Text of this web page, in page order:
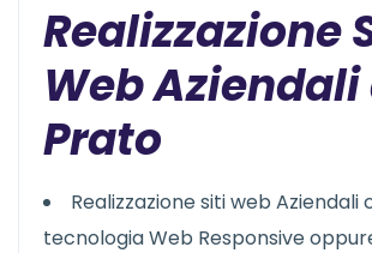
Realizzazione
Web Aziendali
Prato
Realizzazione siti web Aziendali
tecnologia Web Responsive